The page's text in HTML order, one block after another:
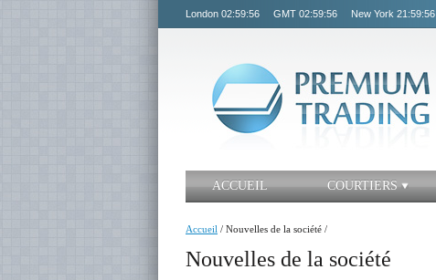
London 02:59:56 GMT 02:59:56 New York 21:59:56
ACCUEIL COURTIERS
Accueil / Nouvelles de la société /
Nouvelles de la société